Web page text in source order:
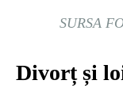
SURSA
Divorț și